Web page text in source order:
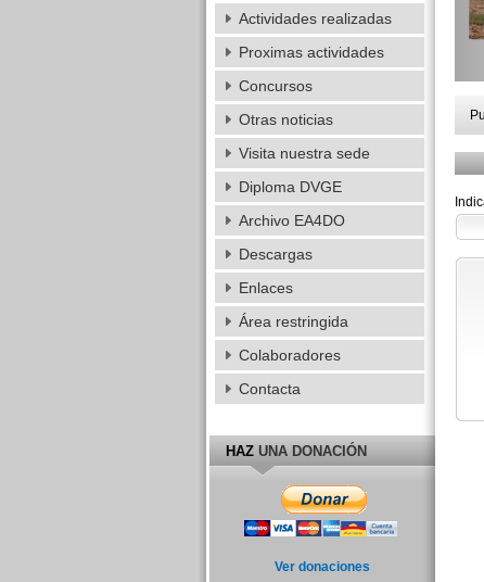
Actividades realizadas
Proximas actividades
Concursos
Otras noticias
Visita nuestra sede
Diploma DVGE
Archivo EA4DO
Descargas
Enlaces
Área restringida
Colaboradores
Contacta
HAZUNA DONACIÓN
Ver donaciones